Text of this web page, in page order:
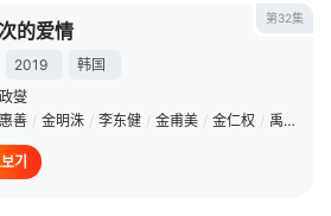
第32集
的爱情
2019
韩国
燮
善 / 金明洙 / 李东健 / 金甫美 / 金仁权 / 禹喜珍
기